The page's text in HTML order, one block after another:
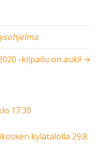
-kilpailu on auki! →
17.30
kylätalolla 29.8.